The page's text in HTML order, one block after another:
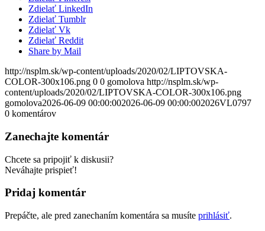
Zdielať LinkedIn
Zdielať Tumblr
Zdielať Vk
Zdielať Reddit
Share by Mail
http://nsplm.sk/wp-content/uploads/2020/02/LIPTOVSKA-
COLOR-300x106.png 0 0 gomolova http://nsplm.sk/wp-
content/uploads/2020/02/LIPTOVSKA-COLOR-300x106.png
gomolova2026-06-09 00:00:002026-06-09 00:00:002026VL0797
0 komentárov
Zanechajte komentár
Chcete sa pripojiť k diskusii?
Neváhajte prispieť!
Pridaj komentár
Prepáčte, ale pred zanechaním komentára sa musíte prihlásiť.